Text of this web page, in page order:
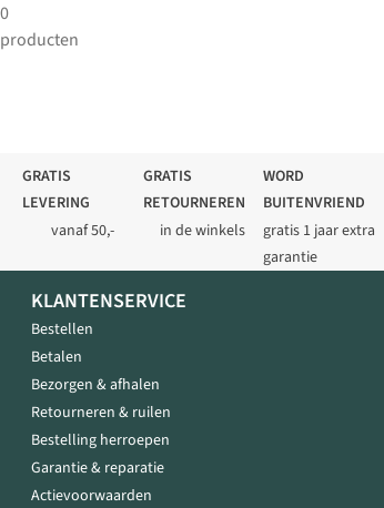
0
producten
GRATIS
LEVERING
vanaf 50,-
GRATIS
RETOURNEREN
in de winkels
WORD
BUITENVRIEND
gratis 1 jaar extra
garantie
KLANTENSERVICE
Bestellen
Betalen
Bezorgen & afhalen
Retourneren & ruilen
Bestelling herroepen
Garantie & reparatie
Actievoorwaarden